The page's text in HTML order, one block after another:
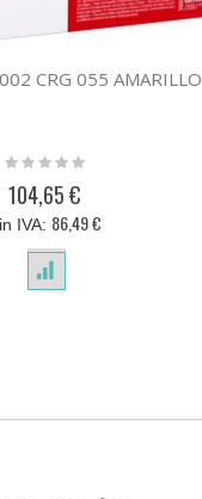
CRG 055 AMARILLO
Rating:
104,65 €
86,49 €